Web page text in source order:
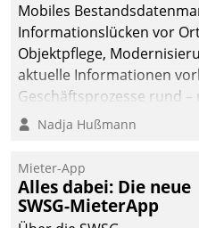
Mobiles
Informationslücken vor
Objektpflege,
aktuelle Informationen
Geschäftsprozesse rund
Nadja Hußmann
Mieter-App
Alles dabei: Die neue
SWSG-MieterApp